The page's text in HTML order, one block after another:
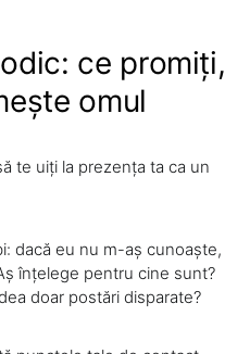
ce promiți,
omul
te uiți la prezența ta ca un
dacă eu nu m-aș cunoaște,
înțelege pentru cine sunt?
doar postări disparate?